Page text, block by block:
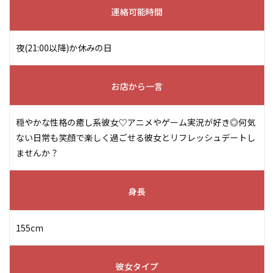
連絡可能時間
夜(21:00以降)か休みの日
お店から一言
穏やかな性格の癒し系彼女♡アニメやゲーム実況が好き◎何気
ない日常も笑顔で楽しく過ごせる彼女とリフレッシュデートし
ませんか？
身長
155cm
彼女タイプ